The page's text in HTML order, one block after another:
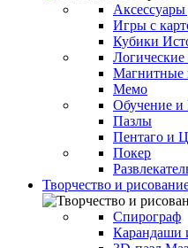
Игры с
Кубики
Магнитные
Мемо
Обучение и
Пазлы
Пентаго и
Покер
Творчество и
Спирограф
Карандаши